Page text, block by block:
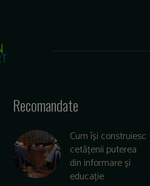
Recomandate
Cum își construiesc
cetățenii puterea
din informare și
educație